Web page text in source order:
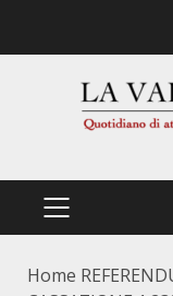
PRIMÄRES
Home